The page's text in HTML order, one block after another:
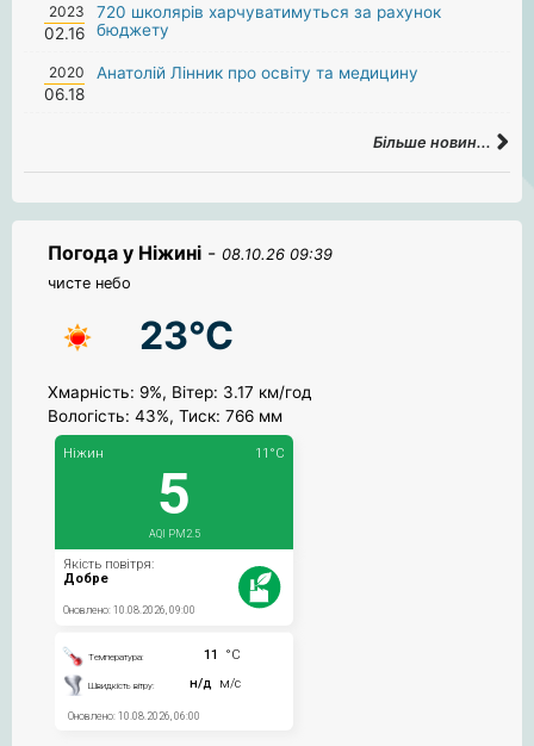
2023
02.16
720 школярів харчуватимуться за рахунок
бюджету
2020
06.18
Анатолій Лінник про освіту та медицину
Більше новин...
Погода у Ніжині - 08.10.26 09:39
чисте небо
23°C
Хмарність: 9%, Вітер: 3.17 км/год
Вологість: 43%, Тиск: 766 мм